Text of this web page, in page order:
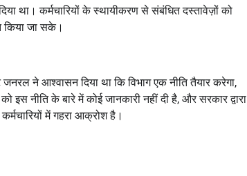
था। कर्मचारियों के स्थायीकरण से संबंधित दस्तावेज़ों को
किया जा सके।
ने आश्वासन दिया था कि विभाग एक नीति तैयार करेगा,
नीति के बारे में कोई जानकारी नहीं दी है, और सरकार द्वारा
में गहरा आक्रोश है।